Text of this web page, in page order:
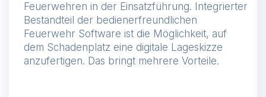
Feuerwehren in der Einsatzführung. Integrierter
Bestandteil der bedienerfreundlichen
Feuerwehr Software ist die Möglichkeit, auf
dem Schadenplatz eine digitale Lageskizze
anzufertigen. Das bringt mehrere Vorteile.